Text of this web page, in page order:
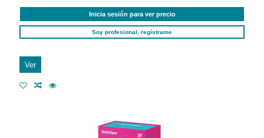
Inicia sesión para ver precio
Soy profesional, regístrame
Ver